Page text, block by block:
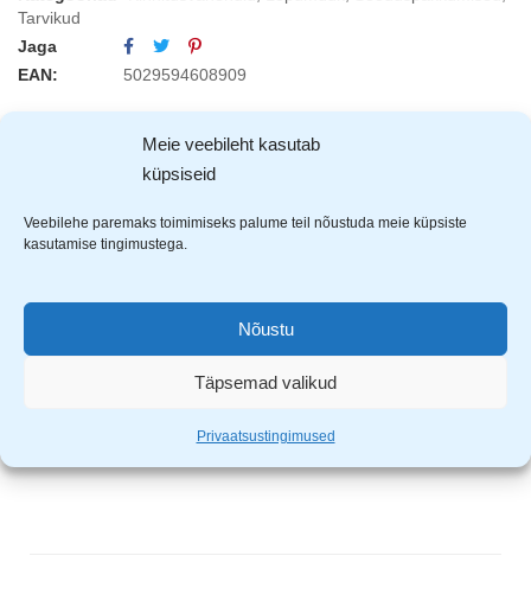
Meie veebileht kasutab
küpsiseid
Veebilehe paremaks toimimiseks palume teil nõustuda meie küpsiste
kasutamise tingimustega.
Nõustu
Täpsemad valikud
Privaatsustingimused
Tarvikud
Jaga
EAN:
5029594608909
ARVUSTUSED (1)
Kaablikinnitus pakk. Sobib hästi kaablite, juhtmete, voolikute
jm. kinnitamiseks.
Värvus: valge
Vastupidav materjal ja tugev kinnitus